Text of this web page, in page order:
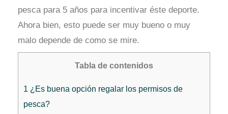
pesca para 5 años para incentivar éste deporte.
Ahora bien, esto puede ser muy bueno o muy
malo depende de como se mire.
Tabla de contenidos
1 ¿Es buena opción regalar los permisos de
pesca?